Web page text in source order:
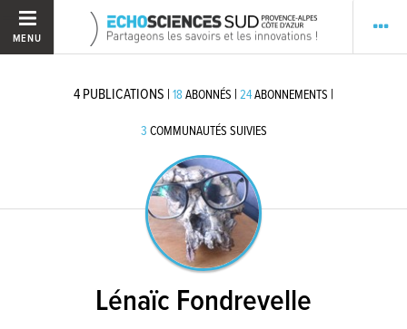
MENU
4PUBLICATIONS | 18ABONNÉS | 24ABONNEMENTS |
3 COMMUNAUTÉS SUIVIES
Lénaïc Fondrevelle